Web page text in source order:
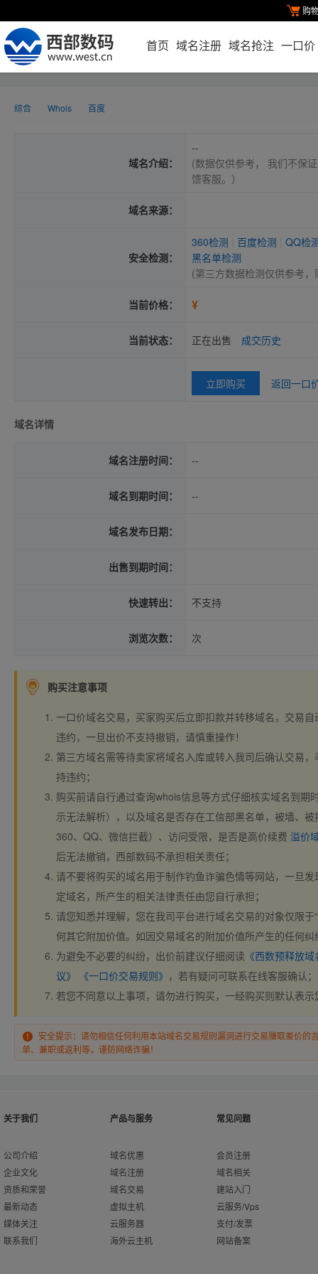
购
首页 域名注册 域名抢注 一口价
综合 Whois 百度
域名介绍：
--
(数据仅供参考， 我们不保
馈客服。）
域名来源：
安全检测：
360检测 百度检测
QQ检
黑名单检测
(第三方数据检测仅供参考
当前价格： ¥
当前状态： 正在出售 成交历史
立即购买 返回一口
域名详情
域名注册时间： --
域名到期时间： --
域名发布日期：
出售到期时间：
快速转出： 不支持
浏览次数： 次
购买注意事项
一口价域名交易，买家购买后立即扣款并转移域名，交易
违约，一旦出价不支持撤销，请慎重操作！
第三方域名需等待卖家将域名入库或转入我司后确认交易
持违约；
购买前请自行通过查询whois信息等方式仔细核实域名到期
示无法解析），以及域名是否存在工信部黑名单，被墙、
360、QQ、微信拦截）、访问受限，是否是高价续费 溢价
后无法撤销，西部数码不承担相关责任；
请不要将购买的域名用于制作钓鱼诈骗色情等网站，一旦
定域名，所产生的相关法律责任由您自行承担；
请您知悉并理解，您在我司平台进行域名交易的对象仅限于
何其它附加价值。如因交易域名的附加价值所产生的任何
为避免不必要的纠纷，出价前建议仔细阅读 《西数预释放
议》
《一口价交易规则》 ，若有疑问可联系在线客服确认；
若您不同意以上事项，请勿进行购买，一经购买则默认表
安全提示：请勿相信任何利用本站域名交易规则漏洞进行交易赚取差价的
单、兼职或返利等，谨防网络诈骗！
关于我们
公司介绍
企业文化
资质和荣誉
最新动态
媒体关注
联系我们
产品与服务
域名优惠
域名注册
域名交易
虚拟主机
云服务器
海外云主机
常见问题
会员注册
域名相关
建站入门
云服务/Vps
支付/发票
网站备案